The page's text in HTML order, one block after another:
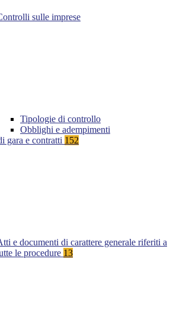
sulle imprese
Tipologie di controllo
Obblighi e adempimenti
gara e contratti 152
e documenti di carattere generale riferiti a
le procedure 13